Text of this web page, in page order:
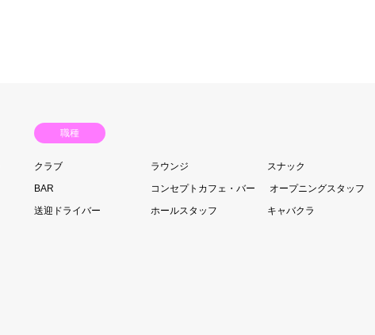
職種
クラブ ラウンジ スナック
BAR
コンセプトカフェ・バー
オープニングスタッフ
送迎ドライバー
ホールスタッフ キャバクラ